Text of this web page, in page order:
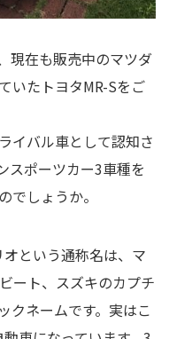
現在も販売中のマツダ
いたトヨタMR-Sをご
イバル車として認知さ
スポーツカー3車種を
でしょうか。
という通称名は、マ
ート、スズキのカプチ
クネームです。実はこ